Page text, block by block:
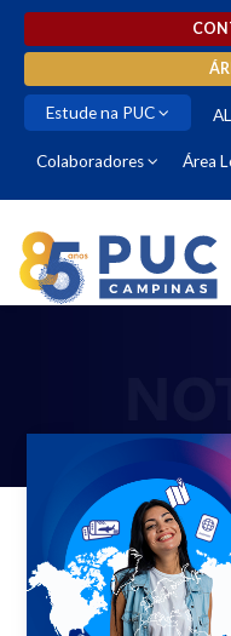
Estude na PUC
Colaboradores Área